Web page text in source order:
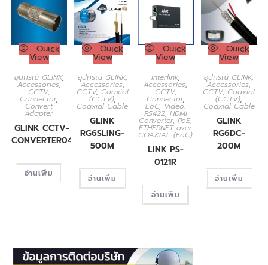
Quick
View
อุปกรณ์ GLINK,
Accessories,
CCTV,
Connector,
Convert
Adapter
GLINK CCTV-
CONVERTER04
อ่านเพิ่ม
Quick
View
อุปกรณ์ GLINK,
Accessories,
CCTV, Coaxial
(CCTV),
Coaxial Cable
GLINK
RG6SLING-
500M
อ่านเพิ่ม
Quick
View
Interlink,
Accessories,
CCTV,
Connector,
EoC, Video,
RS422, HDMI
Converter,PoE,
ETHERNET over
COAXIAL (EoC)
LINK PS-
0121R
อ่านเพิ่ม
Quick
View
อุปกรณ์ GLINK,
Accessories,
CCTV, Coaxial
(CCTV),
Coaxial Cable
GLINK
RG6DC-
200M
อ่านเพิ่ม